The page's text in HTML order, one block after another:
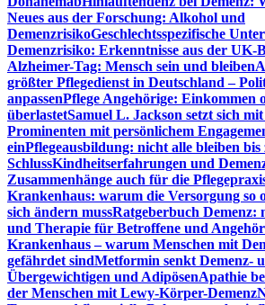
Neues aus der Forschung: Alkohol und
DemenzrisikoGeschlechtsspezifische
Demenzrisiko: Erkenntnisse aus der UK-
Alzheimer-Tag: Mensch sein und bleiben
größter Pflegedienst in Deutschland –
anpassenPflege Angehörige: Einkommen
überlastetSamuel L. Jackson setzt sich
Prominenten mit persönlichem
einPflegeausbildung: nicht alle bleiben bis
SchlussKindheitserfahrungen und
Zusammenhänge auch für die
Krankenhaus: warum die Versorgung so
sich ändern mussRatgeberbuch Demenz:
und Therapie für Betroffene und
Krankenhaus – warum Menschen mit
gefährdet sindMetformin senkt Demenz-
Übergewichtigen und AdipösenApathie
der Menschen mit Lewy-Körper-Demenz